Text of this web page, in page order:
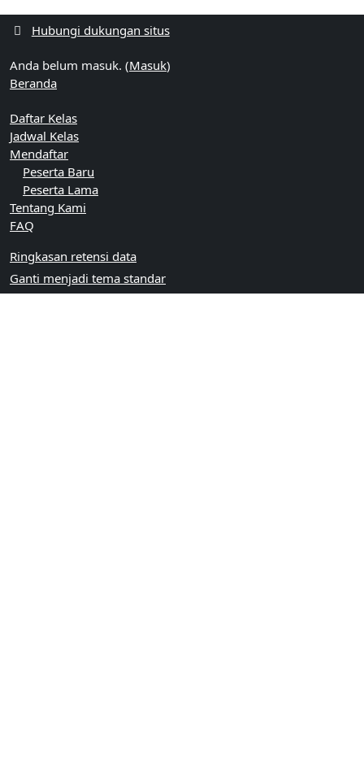
Hubungi dukungan situs
Anda belum masuk. (Masuk)
Beranda
Daftar Kelas
Jadwal Kelas
Mendaftar
Peserta Baru
Peserta Lama
Tentang Kami
FAQ
Ringkasan retensi data
Ganti menjadi tema standar